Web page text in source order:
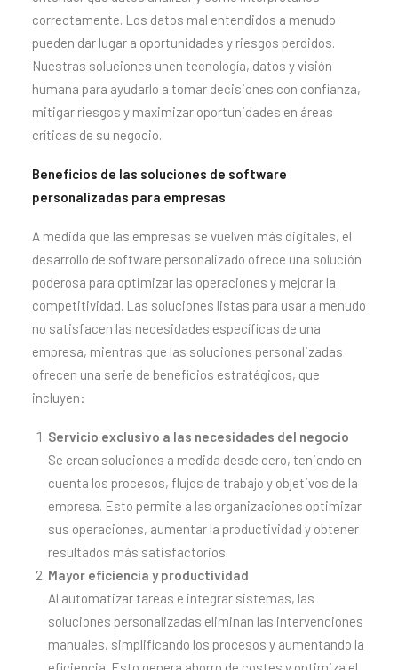
correctamente. Los datos mal entendidos a menudo
pueden dar lugar a oportunidades y riesgos perdidos.
Nuestras soluciones unen tecnología, datos y visión
humana para ayudarlo a tomar decisiones con confianza,
mitigar riesgos y maximizar oportunidades en áreas
críticas de su negocio.
Beneficios de las soluciones de software
personalizadas para empresas
A medida que las empresas se vuelven más digitales, el
desarrollo de software personalizado ofrece una solución
poderosa para optimizar las operaciones y mejorar la
competitividad. Las soluciones listas para usar a menudo
no satisfacen las necesidades específicas de una
empresa, mientras que las soluciones personalizadas
ofrecen una serie de beneficios estratégicos, que
incluyen:
Servicio exclusivo a las necesidades del negocio
Se crean soluciones a medida desde cero, teniendo en
cuenta los procesos, flujos de trabajo y objetivos de la
empresa. Esto permite a las organizaciones optimizar
sus operaciones, aumentar la productividad y obtener
resultados más satisfactorios.
Mayor eficiencia y productividad
Al automatizar tareas e integrar sistemas, las
soluciones personalizadas eliminan las intervenciones
manuales, simplificando los procesos y aumentando la